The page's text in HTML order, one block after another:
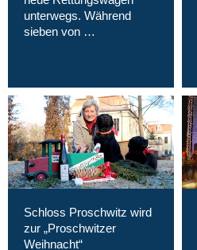
unterwegs. Während
sieben von …
Schloss Proschwitz wird
zur „Proschwitzer
Weihnacht“